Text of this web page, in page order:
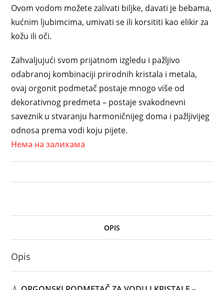
Ovom vodom možete zalivati biljke, davati je bebama,
kućnim ljubimcima, umivati se ili korsititi kao elikir za
kožu ili oči.
Zahvaljujući svom prijatnom izgledu i pažljivo
odabranoj kombinaciji prirodnih kristala i metala,
ovaj orgonit podmetač postaje mnogo više od
dekorativnog predmeta – postaje svakodnevni
saveznik u stvaranju harmoničnijeg doma i pažljivijeg
odnosa prema vodi koju pijete.
Нема на залихама
OPIS
Opis